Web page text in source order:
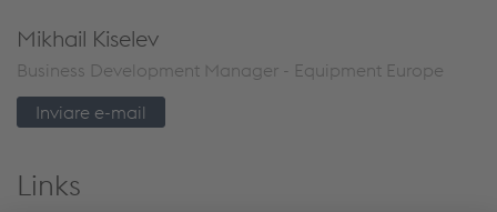
Mikhail Kiselev
Business Development Manager - Equipment Europe
Inviare e-mail
Links